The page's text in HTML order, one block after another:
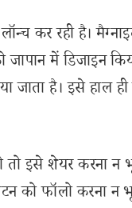
कर रही है।
में डिजाइन
जाता है। इसे
इसे शेयर करना
को फॉलो करना न